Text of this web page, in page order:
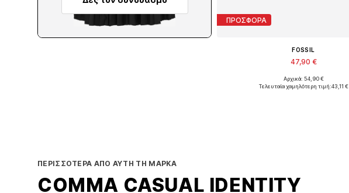
ΠΡΟΣΦΟΡΑ
FOSSIL
47,90 €
Διαθέσιμα μεγέθη: One Size
Αρχικά: 54,90 €
Τελευταία χαμηλότερη τιμή:43,11 €
ΠΕΡΙΣΣΌΤΕΡΑ ΑΠΌ ΑΥΤΉ ΤΗ ΜΆΡΚΑ
COMMA CASUAL IDENTITY